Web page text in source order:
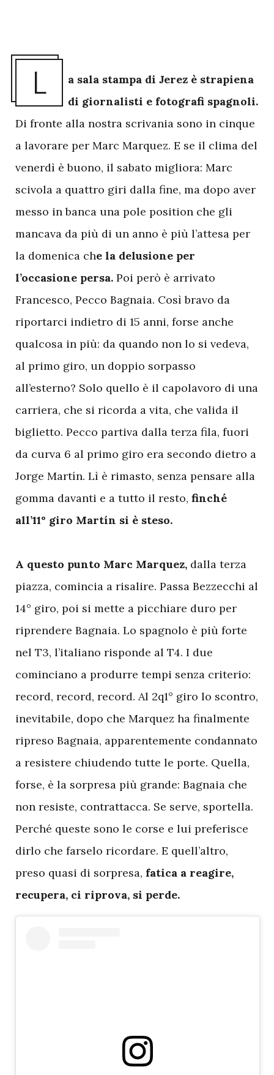
L
a sala stampa di Jerez è strapiena
di giornalisti e fotografi spagnoli.
Di fronte alla nostra scrivania sono in cinque
a lavorare per Marc Marquez. E se il clima del
venerdì è buono, il sabato migliora: Marc
scivola a quattro giri dalla fine, ma dopo aver
messo in banca una pole position che gli
mancava da più di un anno è più l’attesa per
la domenica che la delusione per
l’occasione persa. Poi però è arrivato
Francesco, Pecco Bagnaia. Così bravo da
riportarci indietro di 15 anni, forse anche
qualcosa in più: da quando non lo si vedeva,
al primo giro, un doppio sorpasso
all’esterno? Solo quello è il capolavoro di una
carriera, che si ricorda a vita, che valida il
biglietto. Pecco partiva dalla terza fila, fuori
da curva 6 al primo giro era secondo dietro a
Jorge Martín. Lì è rimasto, senza pensare alla
gomma davanti e a tutto il resto, finché
all’11° giro Martín si è steso.
A questo punto Marc Marquez, dalla terza
piazza, comincia a risalire. Passa Bezzecchi al
14° giro, poi si mette a picchiare duro per
riprendere Bagnaia. Lo spagnolo è più forte
nel T3, l’italiano risponde al T4. I due
cominciano a produrre tempi senza criterio:
record, record, record. Al 2q1° giro lo scontro,
inevitabile, dopo che Marquez ha finalmente
ripreso Bagnaia, apparentemente condannato
a resistere chiudendo tutte le porte. Quella,
forse, è la sorpresa più grande: Bagnaia che
non resiste, contrattacca. Se serve, sportella.
Perché queste sono le corse e lui preferisce
dirlo che farselo ricordare. E quell’altro,
preso quasi di sorpresa, fatica a reagire,
recupera, ci riprova, si perde.